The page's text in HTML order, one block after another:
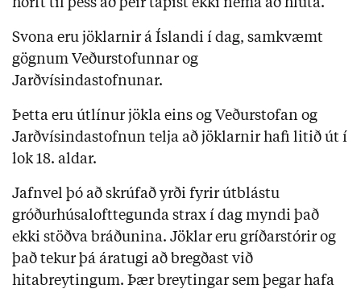
horft til þess að þeir tapist ekki nema að hluta.
Svona eru jöklarnir á Íslandi í dag, samkvæmt
gögnum Veðurstofunnar og
Jarðvísindastofnunar.
Þetta eru útlínur jökla eins og Veðurstofan og
Jarðvísindastofnun telja að jöklarnir hafi litið út í
lok 18. aldar.
Jafnvel þó að skrúfað yrði fyrir útblástu
gróðurhúsalofttegunda strax í dag myndi það
ekki stöðva bráðunina. Jöklar eru gríðarstórir og
það tekur þá áratugi að bregðast við
hitabreytingum. Þær breytingar sem þegar hafa